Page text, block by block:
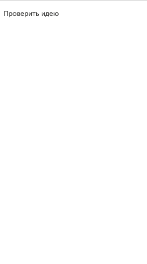
Проверить идею